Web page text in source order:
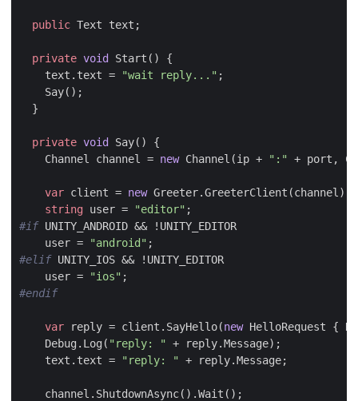
public Text text ;
private void Start ()
{
text . text = "wait reply..." ;
Say();
}
private void Say()
{
Channel
channel = new Channel (ip + ":" + port ,
var client = new Greeter.GreeterClient (channel );
string user = "editor" ;
#if UNITY_ANDROID && ! UNITY_EDITOR
user = "android" ;
#elif UNITY_IOS && ! UNITY_EDITOR
user = "ios" ;
#endif
var reply = client . SayHello(new HelloRequest {
Debug . Log ( "reply: " + reply.Message);
text . text = "reply: " + reply.Message;
channel . ShutdownAsync().Wait ();